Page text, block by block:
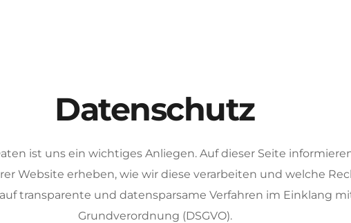
Datenschutz
ist uns ein wichtiges Anliegen. Auf dieser Seite
Website erheben, wie wir diese verarbeiten und welche
transparente und datensparsame Verfahren im Einklang
Grundverordnung (DSGVO).